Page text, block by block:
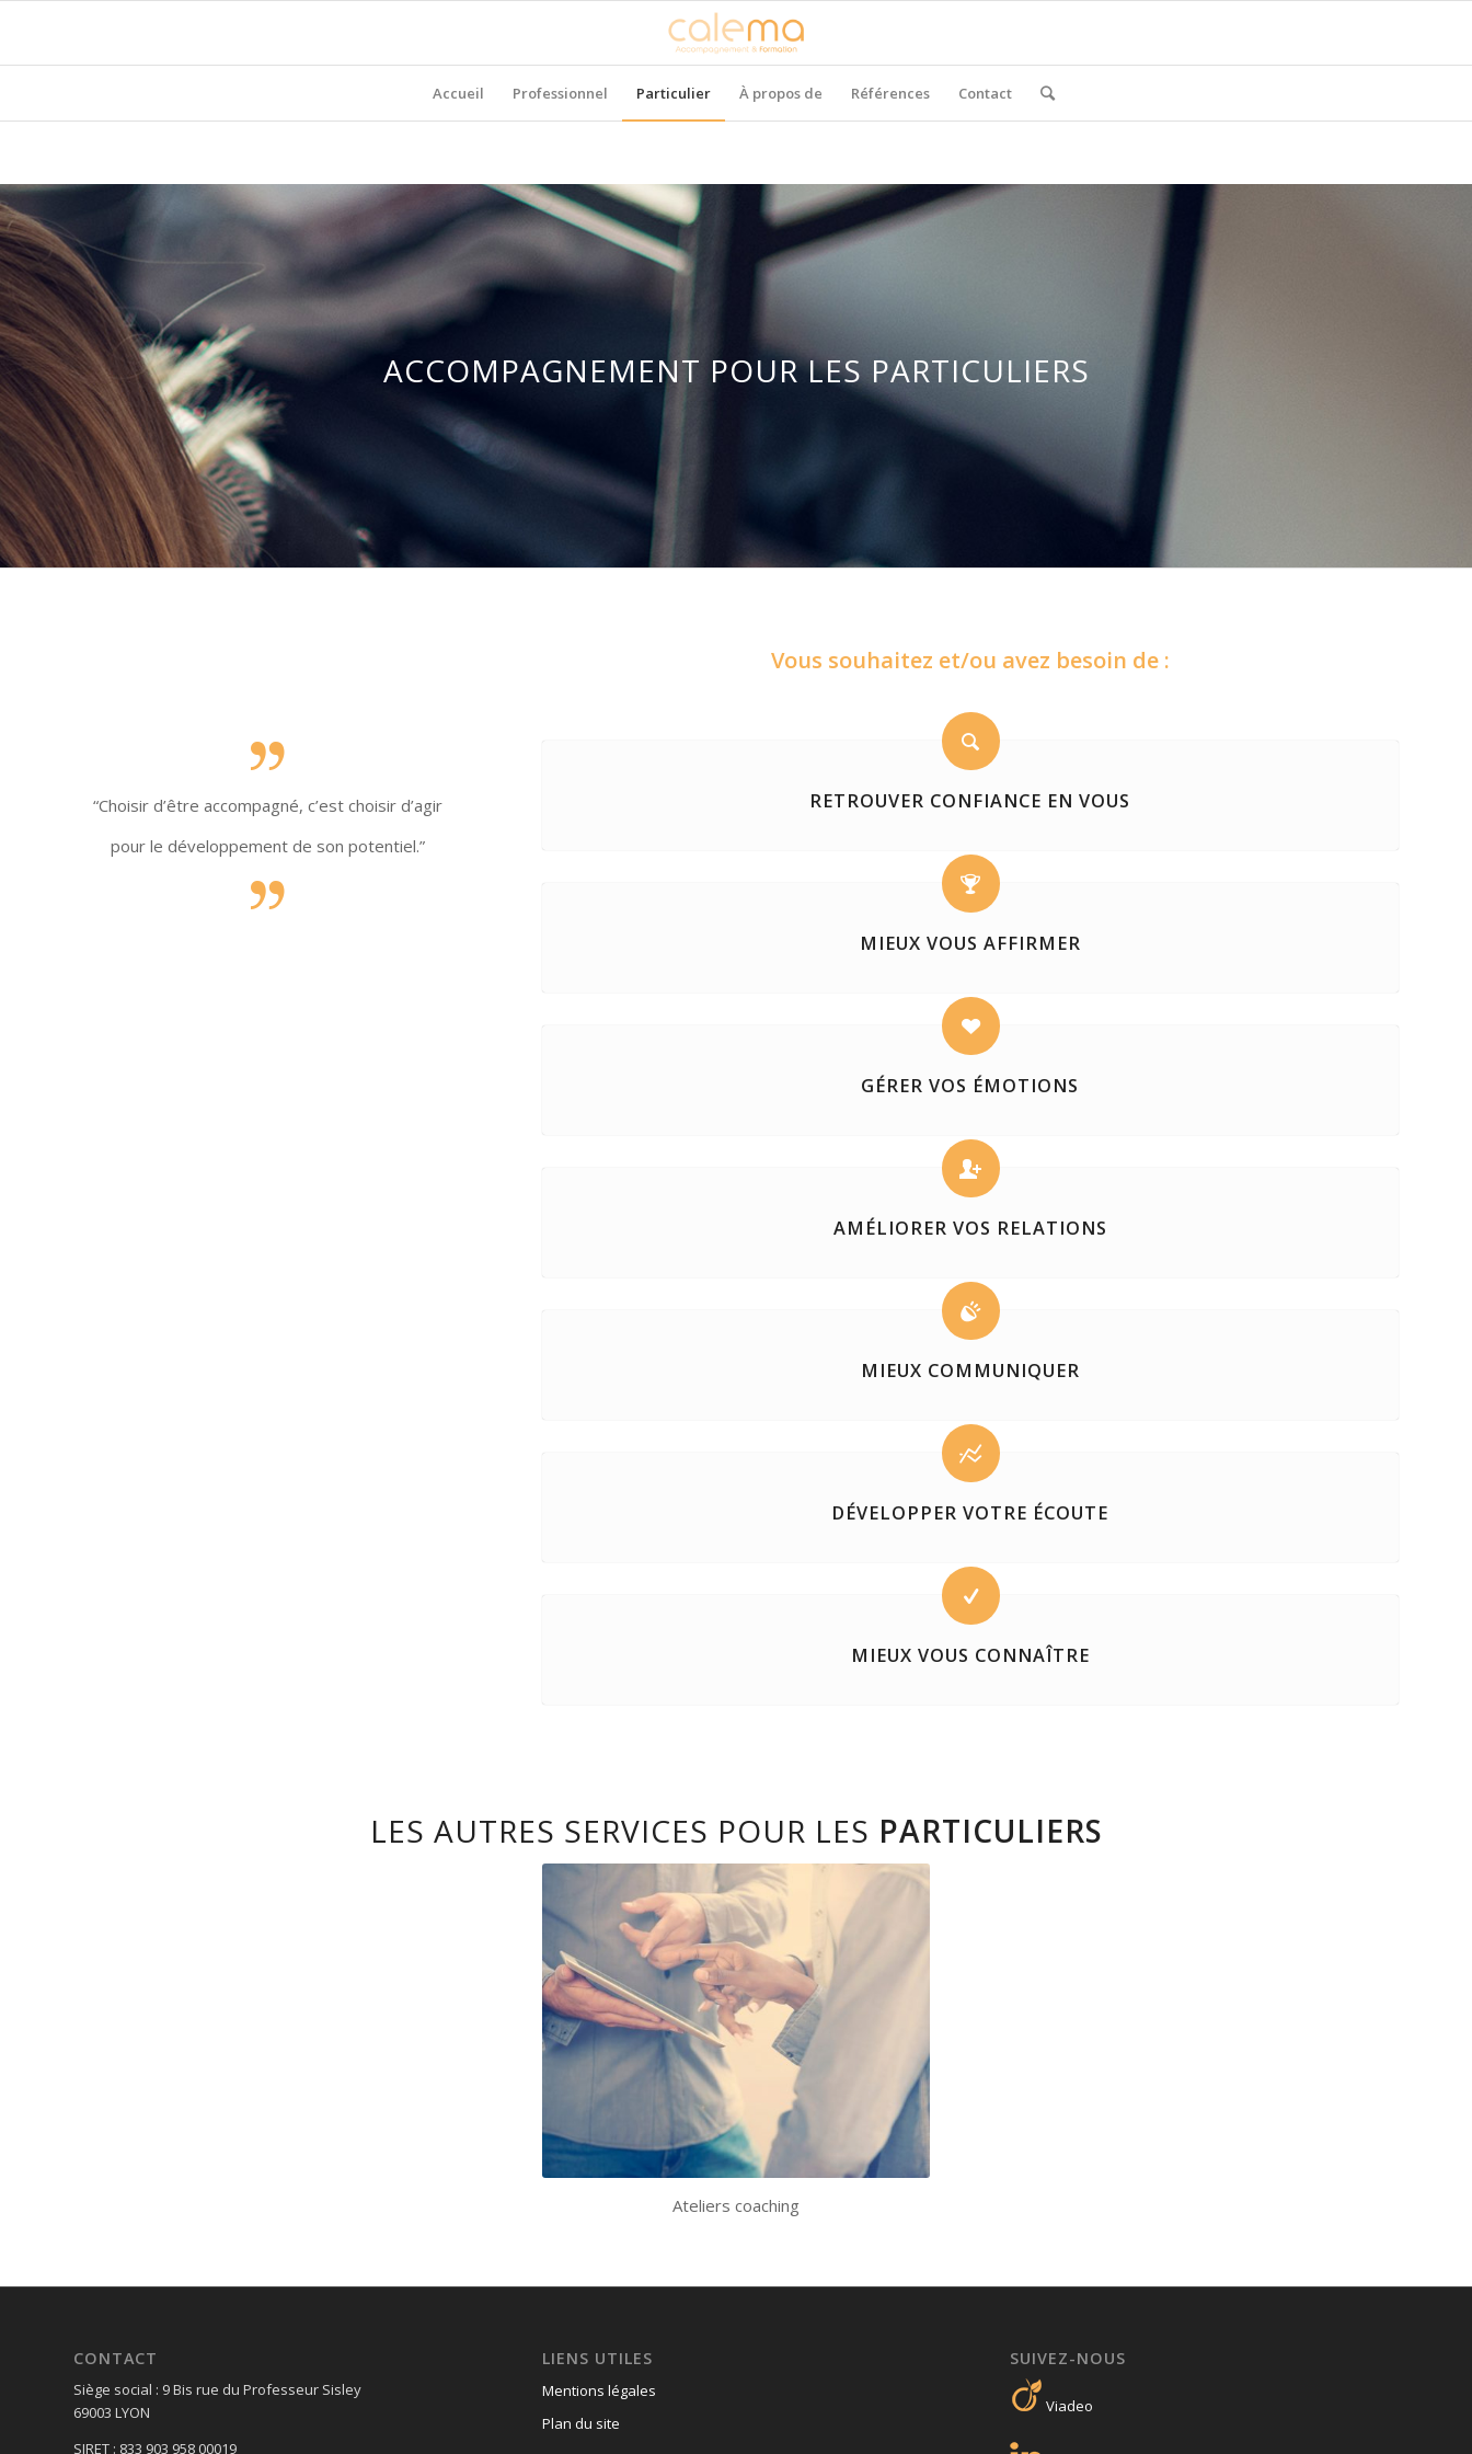
Accueil Professionnel Particulier À propos de Références Contact
ACCOMPAGNEMENT POUR LES PARTICULIERS
“Choisir d’être accompagné, c’est choisir d’agir
pour le développement de son potentiel.”
Vous souhaitez et/ou avez besoin de :
RETROUVER CONFIANCE EN VOUS
MIEUX VOUS AFFIRMER
GÉRER VOS ÉMOTIONS
AMÉLIORER VOS RELATIONS
MIEUX COMMUNIQUER
DÉVELOPPER VOTRE ÉCOUTE
MIEUX VOUS CONNAÎTRE
LES AUTRES SERVICES POUR LES PARTICULIERS
Ateliers coaching
CONTACT
Siège social : 9 Bis rue du Professeur Sisley
69003 LYON
SIRET : 833 903 958 00019
LIENS UTILES
Mentions légales
Plan du site
SUIVEZ-NOUS
Viadeo